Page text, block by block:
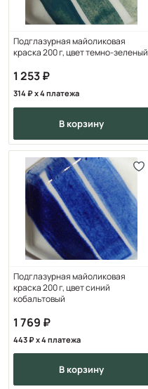
Подглазурная майоликовая
краска 200 г, цвет темно-зеленый
1 253
314 x 4 платежа
в корзину
Подглазурная майоликовая
краска 200 г, цвет синий
кобальтовый
1 769
443 x 4 платежа
в корзину